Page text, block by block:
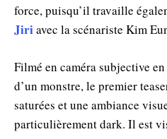
force, puisqu’il travaille
Jiriavec la scénariste Kim
Filmé en caméra subjective
d’un monstre, le premier
saturées et une ambiance
particulièrement dark. Il est